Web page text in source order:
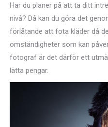
Har du planer på att ta ditt
nivå? Då kan du göra det
förlåtande att fota kläder då
omständigheter som kan
fotograf är det därför ett
lätta pengar.